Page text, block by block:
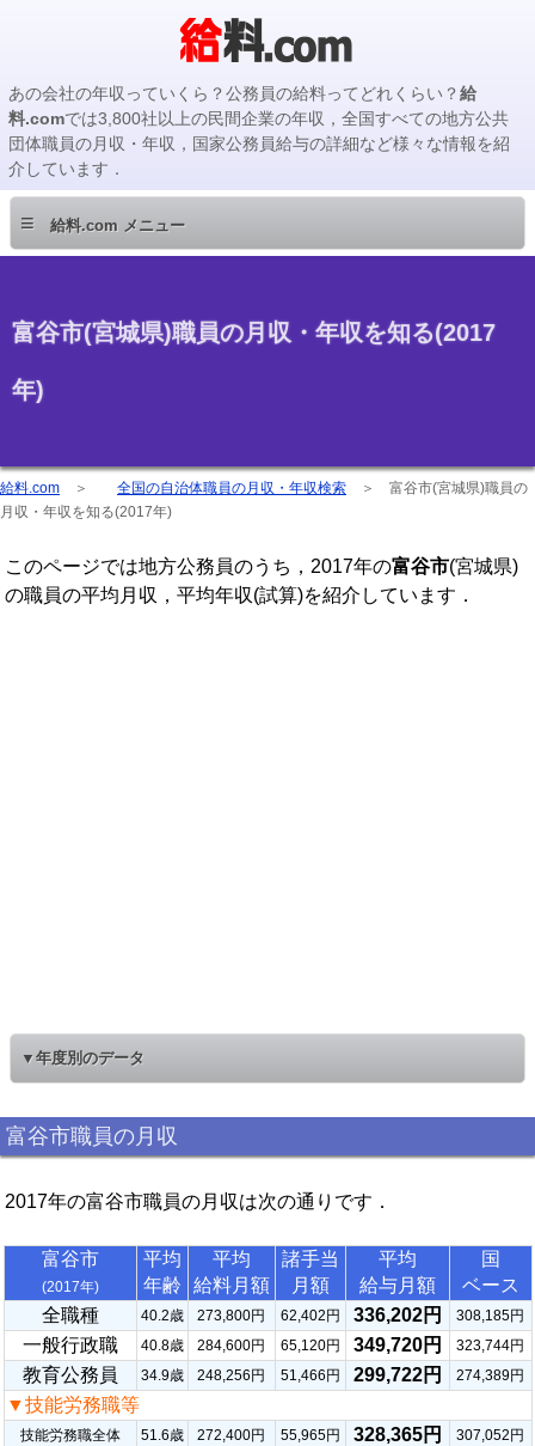
あの会社の年収っていくら？公務員の給料ってどれくらい？給
料.comでは3,800社以上の民間企業の年収，全国すべての地方公共
団体職員の月収・年収，国家公務員給与の詳細など様々な情報を紹
介しています．
≡ 給料.com メニュー
富谷市(宮城県)職員の月収・年収を知る(2017
年)
給料.com ＞ 全国の自治体職員の月収・年収検索 ＞ 富谷市(宮城県)職員の
月収・年収を知る(2017年)
このページでは地方公務員のうち，2017年の富谷市(宮城県)
の職員の平均月収，平均年収(試算)を紹介しています．
▼年度別のデータ
富谷市職員の月収
2017年の富谷市職員の月収は次の通りです．
富谷市
(2017年)
平均
年齢
平均
給料月額
諸手当
月額
平均
給与月額
国
ベース
全職種
40.2歳 273,800円 62,402円 336,202円 308,185円
一般行政職 40.8歳 284,600円 65,120円 349,720円 323,744円
教育公務員 34.9歳 248,256円 51,466円 299,722円 274,389円
▼技能労務職等
技能労務職全体 51.6歳 272,400円 55,965円 328,365円
307,052円